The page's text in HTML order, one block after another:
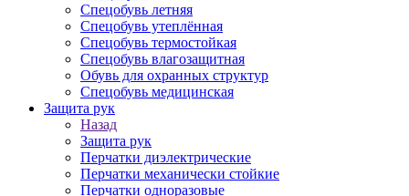
Спецобувь летняя
Спецобувь утеплённая
Спецобувь термостойкая
Спецобувь влагозащитная
Обувь для охранных структур
Спецобувь медицинская
Защита рук
Назад
Защита рук
Перчатки диэлектрические
Перчатки механически стойкие
Перчатки одноразовые